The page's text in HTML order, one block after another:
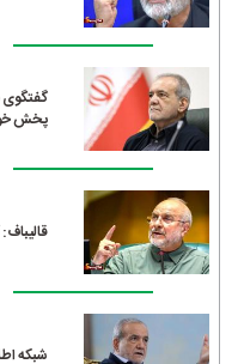
پخش
شبکه